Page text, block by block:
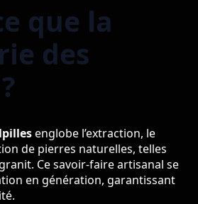
que la
des
englobe l’extraction, le
de pierres naturelles, telles
Ce savoir-faire artisanal se
en génération, garantissant